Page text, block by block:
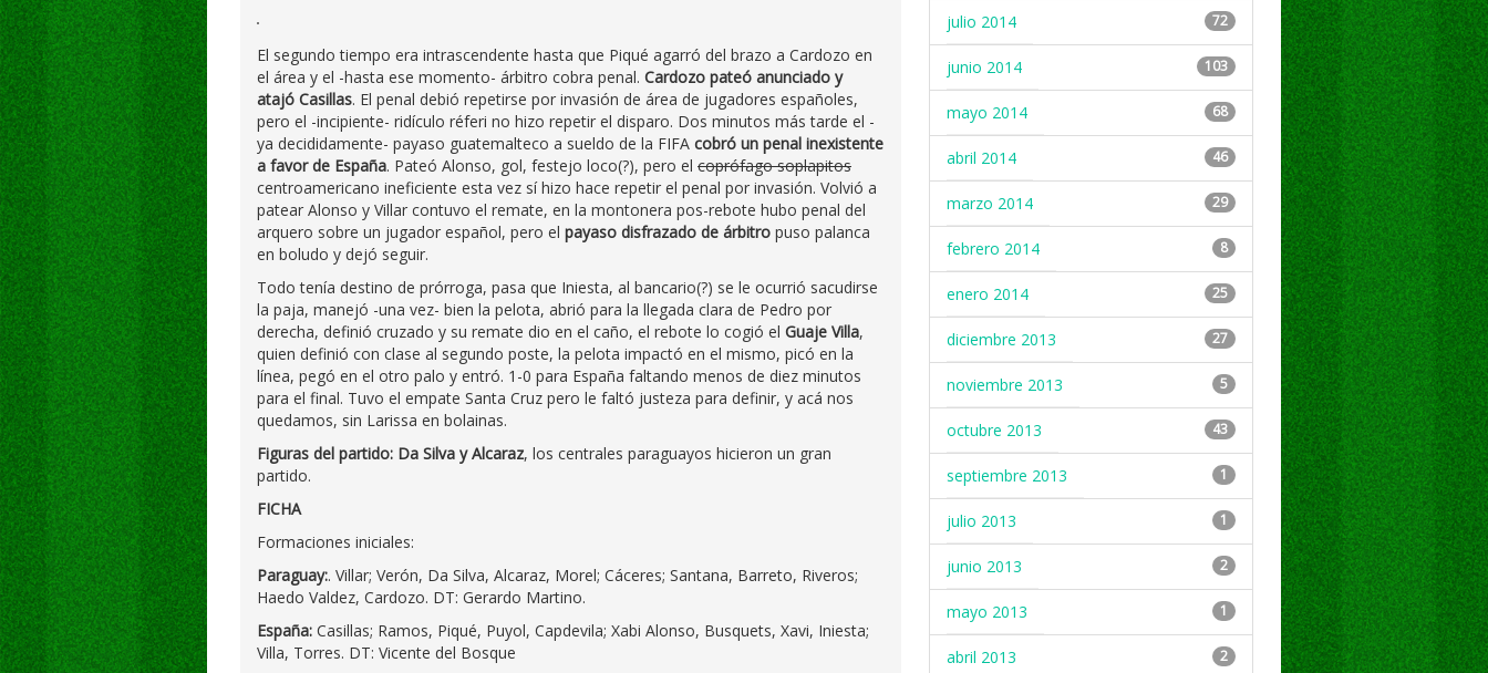
El segundo tiempo era intrascendente hasta que Piqué agarró del brazo a Cardozo en
el área y el -hasta ese momento- árbitro cobra penal. Cardozo pateó anunciado y
atajó Casillas. El penal debió repetirse por invasión de área de jugadores españoles,
pero el -incipiente- ridículo réferi no hizo repetir el disparo. Dos minutos más tarde el -
ya decididamente- payaso guatemalteco a sueldo de la FIFA cobró un penal inexistente
a favor de España. Pateó Alonso, gol, festejo loco(?), pero el coprófago soplapitos
centroamericano ineficiente esta vez sí hizo hace repetir el penal por invasión. Volvió a
patear Alonso y Villar contuvo el remate, en la montonera pos-rebote hubo penal del
arquero sobre un jugador español, pero el payaso disfrazado de árbitro puso palanca
en boludo y dejó seguir.
Todo tenía destino de prórroga, pasa que Iniesta, al bancario(?) se le ocurrió sacudirse
la paja, manejó -una vez- bien la pelota, abrió para la llegada clara de Pedro por
derecha, definió cruzado y su remate dio en el caño, el rebote lo cogió el Guaje Villa,
quien definió con clase al segundo poste, la pelota impactó en el mismo, picó en la
línea, pegó en el otro palo y entró. 1-0 para España faltando menos de diez minutos
para el final. Tuvo el empate Santa Cruz pero le faltó justeza para definir, y acá nos
quedamos, sin Larissa en bolainas.
Figuras del partido: Da Silva y Alcaraz, los centrales paraguayos hicieron un gran
partido.
FICHA
Formaciones iniciales:
Paraguay:. Villar; Verón, Da Silva, Alcaraz, Morel; Cáceres; Santana, Barreto, Riveros;
Haedo Valdez, Cardozo. DT: Gerardo Martino.
España: Casillas; Ramos, Piqué, Puyol, Capdevila; Xabi Alonso, Busquets, Xavi, Iniesta;
Villa, Torres. DT: Vicente del Bosque
julio 2014 72
junio 2014 103
mayo 2014 68
abril 2014 46
marzo 2014 29
febrero 2014 8
enero 2014 25
diciembre 2013 27
noviembre 2013 5
octubre 2013 43
septiembre 2013 1
julio 2013 1
junio 2013 2
mayo 2013 1
abril 2013 2